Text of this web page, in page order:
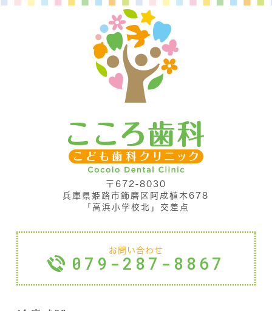
〒672-8030
兵庫県姫路市飾磨区阿成植木678
「高浜小学校北」交差点
お問い合わせ
079-287-8867